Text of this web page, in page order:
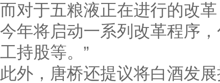
而对于五粮液正在进行的改
今年将启动一系列改革程序
工持股等。”
此外，唐桥还提议将白酒发